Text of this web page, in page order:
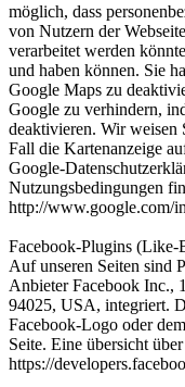
möglich, dass
von Nutzern der
verarbeitet werden
und haben können. Sie
Google Maps zu
Google zu verhindern,
deaktivieren. Wir weisen
Fall die Kartenanzeige
Google-
Nutzungsbedingungen
http://www.google.com/
Facebook-Plugins (Like-
Auf unseren Seiten sind
Anbieter Facebook Inc.,
94025, USA, integriert.
Facebook-Logo oder
Seite. Eine übersicht
https://